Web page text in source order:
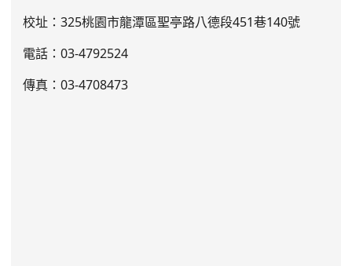
校址：325桃園市龍潭區聖亭路八德段451巷140號
電話：03-4792524
傳真：03-4708473